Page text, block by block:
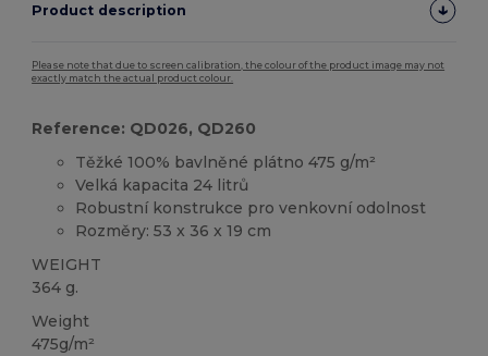
Product description
Please note that due to screen calibration, the colour of the product image may not
exactly match the actual product colour.
Reference: QD026, QD260
Těžké 100% bavlněné plátno 475 g/m²
Velká kapacita 24 litrů
Robustní konstrukce pro venkovní odolnost
Rozměry: 53 x 36 x 19 cm
WEIGHT
364 g.
Weight
475g/m²